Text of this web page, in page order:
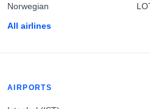
Norwegian
All airlines
AIRPORTS